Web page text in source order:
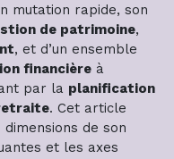
mutation rapide, son
de patrimoine,
, et d’un ensemble
financière à
par la planification
. Cet article
de son
et les axes